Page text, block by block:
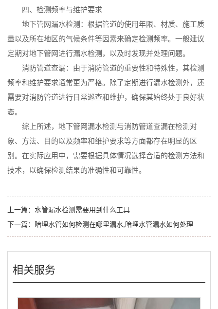
四、检测频率与维护要求
地下管网漏水检测：根据管道的使用年限、材质、施工质
量以及所在地区的气候条件等因素来确定检测频率。一般建议
定期对地下管网进行漏水检测，以及时发现并处理问题。
消防管道查漏：由于消防管道的重要性和特殊性，其检测
频率和维护要求通常更为严格。除了定期进行漏水检测外，还
需要对消防管道进行日常巡查和维护，确保其始终处于良好状
态。
综上所述，地下管网漏水检测与消防管道查漏在检测对
象、方法、目的以及频率和维护要求等方面都存在明显的区
别。在实际应用中，需要根据具体情况选择合适的检测方法和
技术，以确保检测结果的准确性和可靠性。
上一篇： 水管漏水检测需要用到什么工具
下一篇： 暗埋水管如何检测在哪里漏水,暗埋水管漏水如何处理
相关服务